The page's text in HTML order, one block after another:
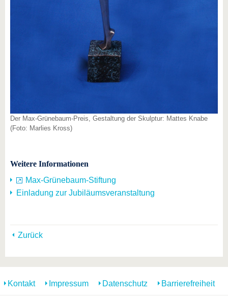
Der Max-Grünebaum-Preis, Gestaltung der Skulptur: Mattes Knabe
(Foto: Marlies Kross)
Weitere Informationen
Max-Grünebaum-Stiftung
Einladung zur Jubiläumsveranstaltung
Zurück
Kontakt Impressum Datenschutz Barrierefreiheit